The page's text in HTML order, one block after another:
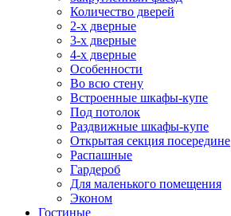
Количество дверей
2-х дверные
3-х дверные
4-х дверные
Особенности
Во всю стену
Встроенные шкафы-купе
Под потолок
Раздвижные шкафы-купе
Открытая секция посередине
Распашные
Гардероб
Для маленького помещения
Эконом
Гостиные